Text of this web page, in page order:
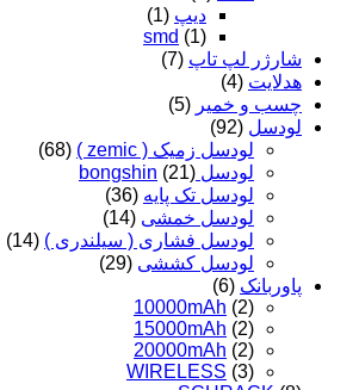
دیپ (1)
smd (1)
شارژر لپ تاپ (7)
هدلایت (4)
چسب و خمیر (5)
لودسل (92)
لودسل زمیک ( zemic )
(68)
لودسل bongshin (21)
لودسل تک پایه (36)
لودسل خمشی (14)
لودسل فشاری ( سیلندری ) (14)
لودسل کششی (29)
پاوربانک (6)
10000mAh (2)
15000mAh (2)
20000mAh (2)
WIRELESS (3)